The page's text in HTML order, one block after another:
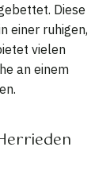
Diese
einer ruhigen,
vielen
an einem